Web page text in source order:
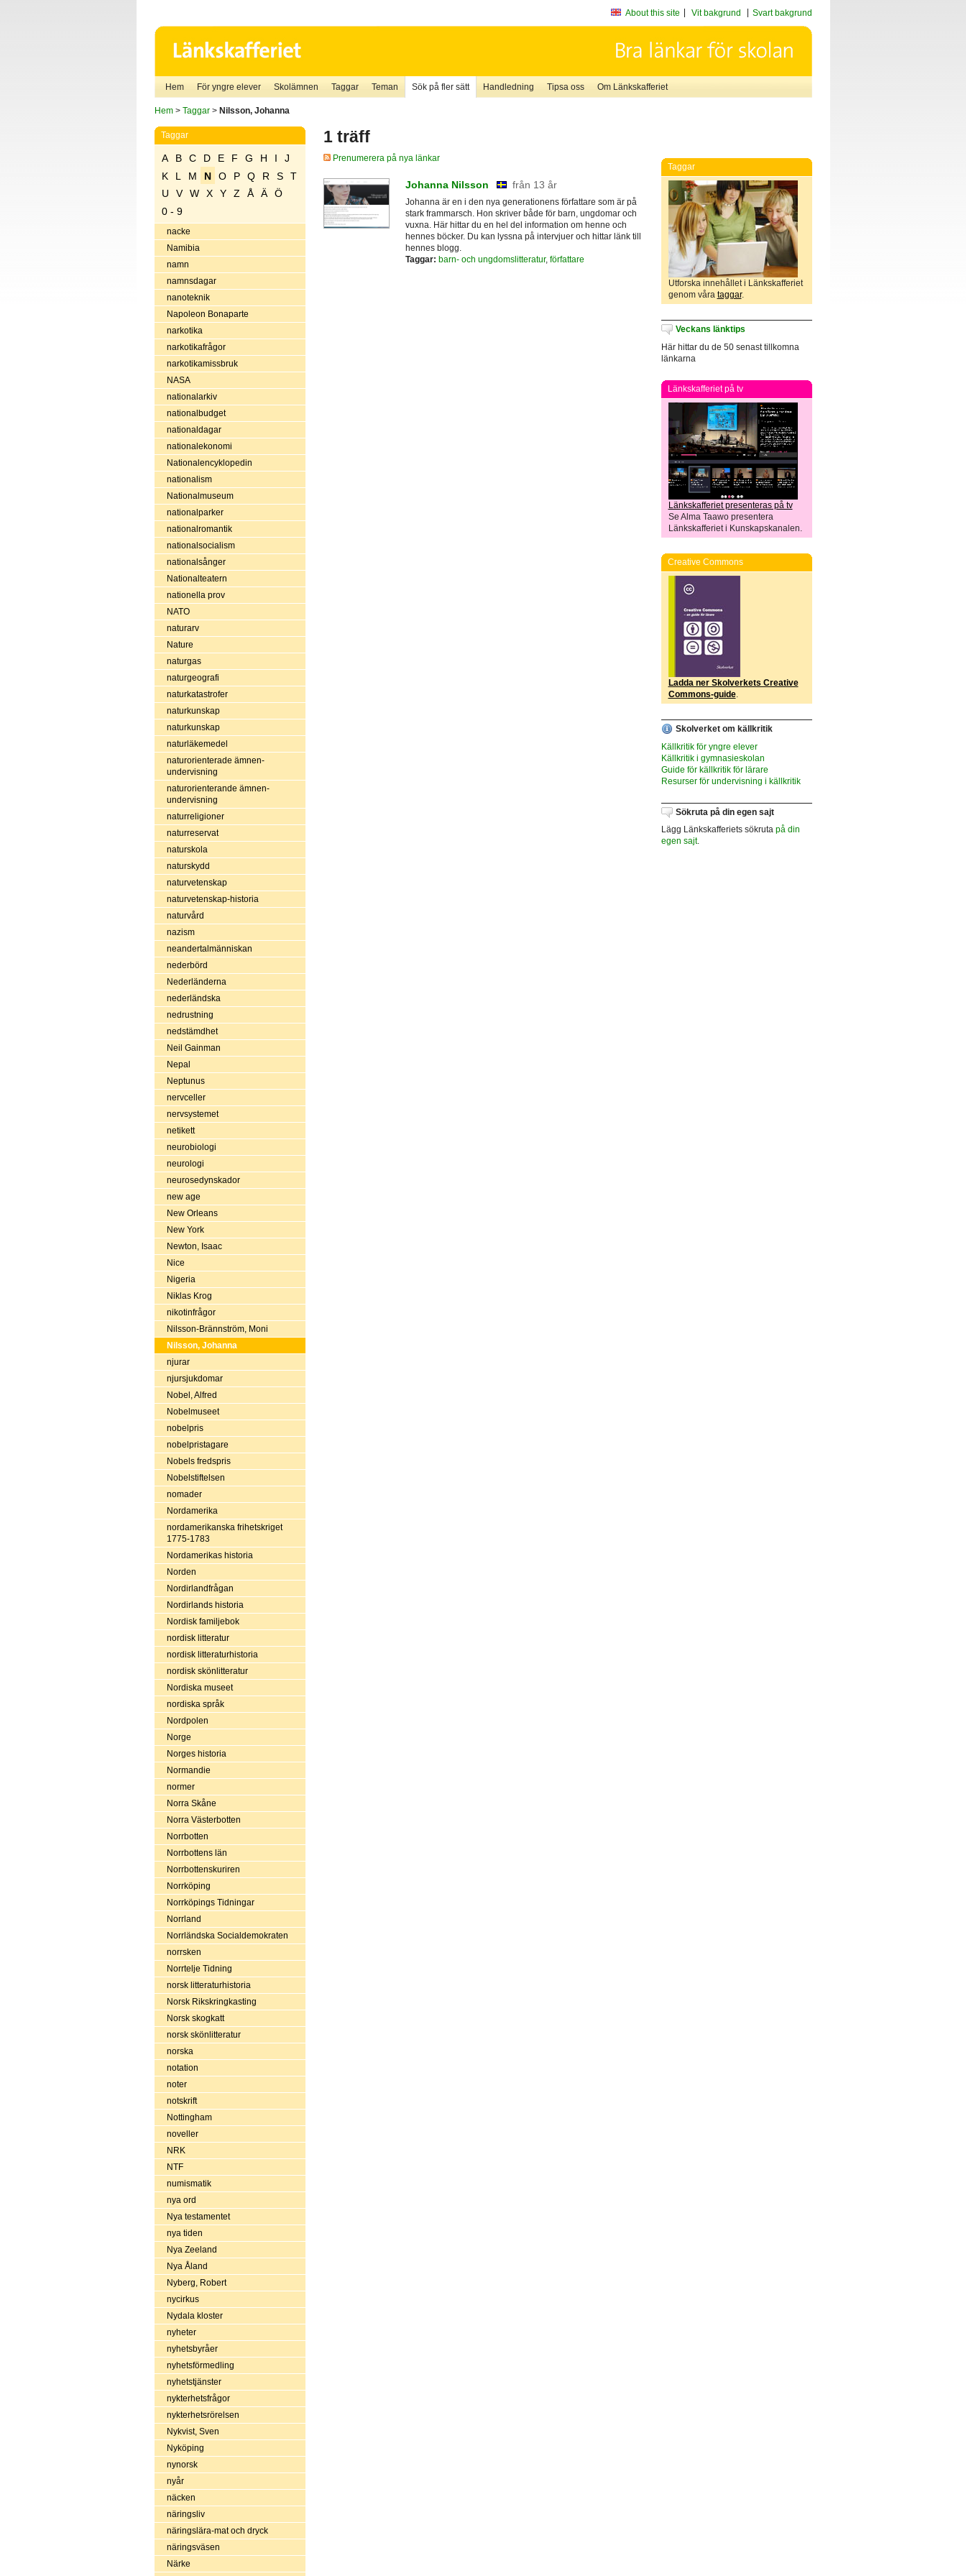
About this site Vit bakgrund Svart bakgrund
Hem För yngre elever Skolämnen Taggar Teman Sök på fler sätt Handledning Tipsa oss Om Länkskafferiet
Hem> Taggar> Nilsson, Johanna
Taggar
A B C D E F G H I
J
K
L M N O P Q R S
T
U
V W X Y Z Å Ä
Ö
0 - 9
nacke
Namibia
namn
namnsdagar
nanoteknik
Napoleon Bonaparte
narkotika
narkotikafrågor
narkotikamissbruk
NASA
nationalarkiv
nationalbudget
nationaldagar
nationalekonomi
Nationalencyklopedin
nationalism
Nationalmuseum
nationalparker
nationalromantik
nationalsocialism
nationalsånger
Nationalteatern
nationella prov
NATO
naturarv
Nature
naturgas
naturgeografi
naturkatastrofer
naturkunskap
naturkunskap
naturläkemedel
naturorienterade ämnen-
undervisning
naturorienterande ämnen-
undervisning
naturreligioner
naturreservat
naturskola
naturskydd
naturvetenskap
naturvetenskap-historia
naturvård
nazism
neandertalmänniskan
nederbörd
Nederländerna
nederländska
nedrustning
nedstämdhet
Neil Gainman
Nepal
Neptunus
nervceller
nervsystemet
netikett
neurobiologi
neurologi
neurosedynskador
new age
New Orleans
New York
Newton, Isaac
Nice
Nigeria
Niklas Krog
nikotinfrågor
Nilsson-Brännström, Moni
Nilsson, Johanna
njurar
njursjukdomar
Nobel, Alfred
Nobelmuseet
nobelpris
nobelpristagare
Nobels fredspris
Nobelstiftelsen
nomader
Nordamerika
nordamerikanska frihetskriget
1775-1783
Nordamerikas historia
Norden
Nordirlandfrågan
Nordirlands historia
Nordisk familjebok
nordisk litteratur
nordisk litteraturhistoria
nordisk skönlitteratur
Nordiska museet
nordiska språk
Nordpolen
Norge
Norges historia
Normandie
normer
Norra Skåne
Norra Västerbotten
Norrbotten
Norrbottens län
Norrbottenskuriren
Norrköping
Norrköpings Tidningar
Norrland
Norrländska Socialdemokraten
norrsken
Norrtelje Tidning
norsk litteraturhistoria
Norsk Rikskringkasting
Norsk skogkatt
norsk skönlitteratur
norska
notation
noter
notskrift
Nottingham
noveller
NRK
NTF
numismatik
nya ord
Nya testamentet
nya tiden
Nya Zeeland
Nya Åland
Nyberg, Robert
nycirkus
Nydala kloster
nyheter
nyhetsbyråer
nyhetsförmedling
nyhetstjänster
nykterhetsfrågor
nykterhetsrörelsen
Nykvist, Sven
Nyköping
nynorsk
nyår
näcken
näringsliv
näringslära-mat och dryck
näringsväsen
Närke
1 träff
Prenumerera på nya länkar
Johanna Nilsson från 13 år
Johanna är en i den nya generationens författare som är på
stark frammarsch. Hon skriver både för barn, ungdomar och
vuxna. Här hittar du en hel del information om henne och
hennes böcker. Du kan lyssna på intervjuer och hittar länk till
hennes blogg.
Taggar: barn- och ungdomslitteratur, författare
Taggar
Utforska innehållet i Länkskafferiet
genom våra taggar.
Veckans länktips
Här hittar du de 50 senast tillkomna
länkarna
Länkskafferiet på tv
Länkskafferiet presenteras på tv
Se Alma Taawo presentera
Länkskafferiet i Kunskapskanalen.
Creative Commons
Ladda ner Skolverkets Creative
Commons-guide.
Skolverket om källkritik
Källkritik för yngre elever
Källkritik i gymnasieskolan
Guide för källkritik för lärare
Resurser för undervisning i källkritik
Sökruta på din egen sajt
Lägg Länkskafferiets sökruta på din
egen sajt.